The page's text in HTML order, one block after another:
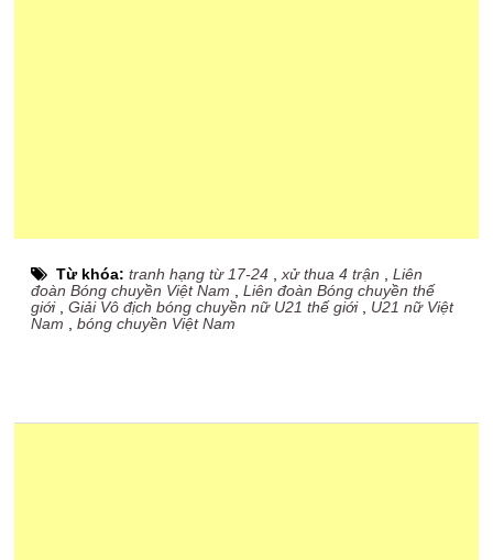
Từ khóa:tranh hạng từ 17-24 ,xử thua 4 trận ,Liên
đoàn Bóng chuyền Việt Nam ,Liên đoàn Bóng chuyền thế
giới,Giải Vô địch bóng chuyền nữ U21 thế giới, U21 nữ Việt
Nam ,bóng chuyền Việt Nam